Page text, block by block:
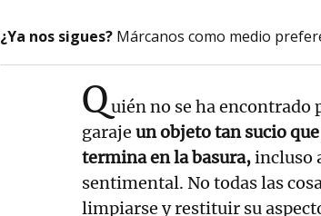
¿Ya nos sigues? Márcanos como medio
Quién no se ha encontrado
garaje un objeto tan sucio
termina en la basura,incluso
sentimental. No todas las
limpiarse y restituir su